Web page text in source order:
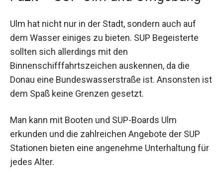
Ulm hat nicht nur in der Stadt, sondern auch auf
dem Wasser einiges zu bieten. SUP Begeisterte
sollten sich allerdings mit den
Binnenschifffahrtszeichen auskennen, da die
Donau eine Bundeswasserstraße ist. Ansonsten ist
dem Spaß keine Grenzen gesetzt.
Man kann mit Booten und SUP-Boards Ulm
erkunden und die zahlreichen Angebote der SUP
Stationen bieten eine angenehme Unterhaltung für
jedes Alter.